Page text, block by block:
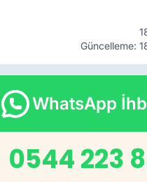
Güncelleme:
WhatsApp
0544 223